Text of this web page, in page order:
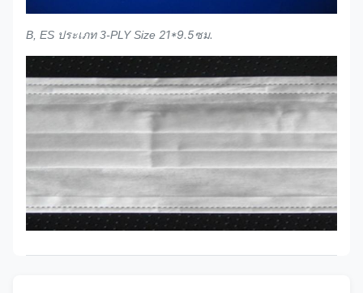
B, ES ประเภท 3-PLY Size 21*9.5ซม.